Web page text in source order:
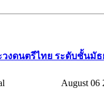
วงดนตรีไทย​ ระดับชั้น
August 06